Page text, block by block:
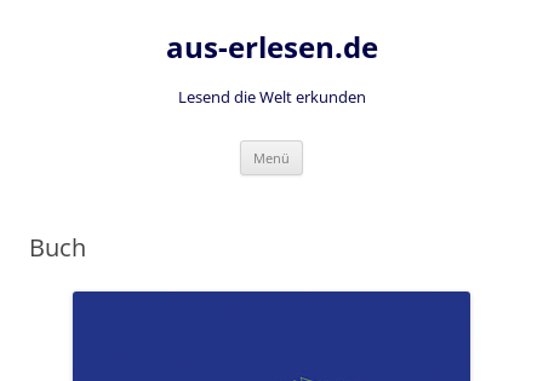
aus-erlesen.de
Lesend die Welt erkunden
Menü
Buch